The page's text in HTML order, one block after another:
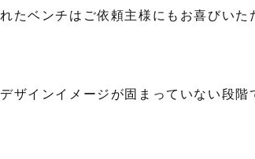
たベンチはご依頼主様にもお喜びいた
ザインイメージが固まっていない段階